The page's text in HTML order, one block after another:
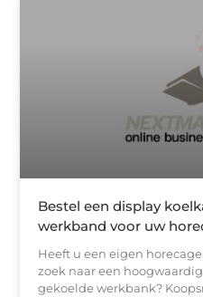
Bestel een display
werkband voor uw
Heeft u een eigen
zoek naar een
gekoelde werkbank?